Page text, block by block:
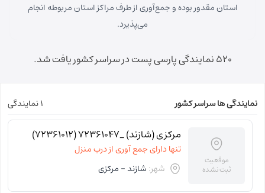
استان مقدور بوده و جمع‌آوری از طرف مراکز استان مربوطه انجام
می‌پذیرد.
520 نمایندگی پارسی پست در سراسر کشور یافت شد.
نمایندگی ها سراسر کشور 1 نمایندگی
موقعیت
ثبت نشده
مرکزی (شازند) _72361047 (72361012)
تنها دارای جمع آوری از درب منزل
شهر: شازند - مرکزی